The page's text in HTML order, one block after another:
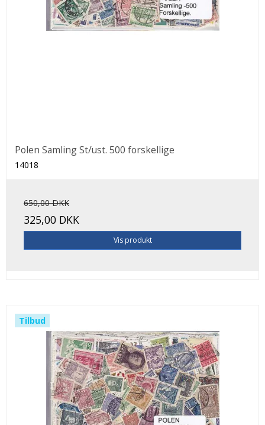
Polen Samling St/ust. 500 forskellige
14018
650,00 DKK
325,00 DKK
Vis produkt
Tilbud